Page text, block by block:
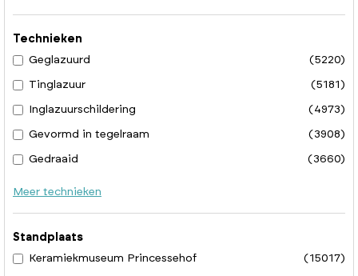
Technieken
Geglazuurd
(5220)
Tinglazuur (5181)
Inglazuurschildering (4973)
Gevormd in tegelraam (3908)
Gedraaid (3660)
Meer technieken
Standplaats
Keramiekmuseum Princessehof
(15017)